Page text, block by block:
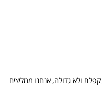
ולא גדולה, אנחנו ממליצים